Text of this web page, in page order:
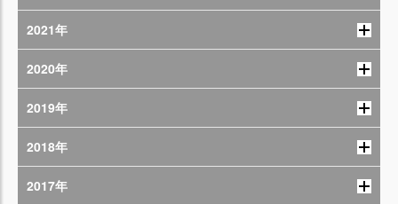
2021年
2020年
2019年
2018年
2017年